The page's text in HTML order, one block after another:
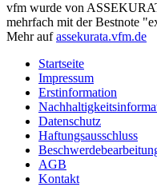
vfm wurde von
mehrfach mit der Bestnote
Mehr aufassekurata.vfm.de
Startseite
Impressum
Erstinformation
Datenschutz
Haftungsausschluss
AGB
Kontakt